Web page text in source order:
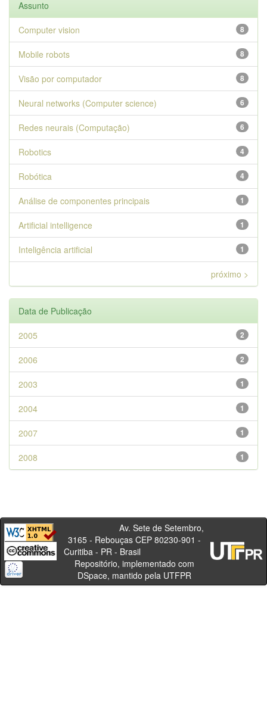
Assunto
8
Computer vision
8
Mobile robots
8
Visão por computador
6
Neural networks (Computer science)
6
Redes neurais (Computação)
4
Robotics
4
Robótica
1
Análise de componentes principais
1
Artificial intelligence
1
Inteligência artificial
próximo >
Data de Publicação
2
2005
2
2006
1
2003
1
2004
1
2007
1
2008
Av. Sete de Setembro,
3165 - Rebouças CEP 80230-901 -
Curitiba - PR - Brasil
Repositório, implementado com
DSpace, mantido pela UTFPR